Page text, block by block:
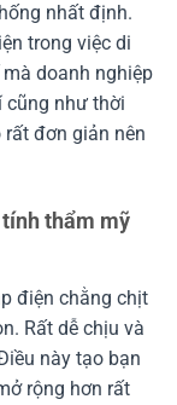
nhất định.
trong việc di
doanh nghiệp
cũng như thời
đơn giản nên
thẩm mỹ
điện chằng chịt
Rất dễ chịu và
này tạo bạn
rộng hơn rất